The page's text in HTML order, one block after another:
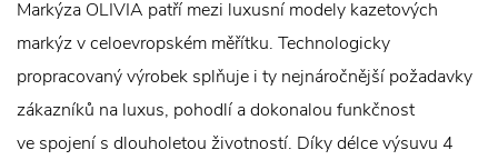
Markýza OLIVIA patří mezi luxusní modely kazetových
markýz v celoevropském měřítku. Technologicky
propracovaný výrobek splňuje i ty nejnáročnější požadavky
zákazníků na luxus, pohodlí a dokonalou funkčnost
ve spojení s dlouholetou životností. Díky délce výsuvu 4